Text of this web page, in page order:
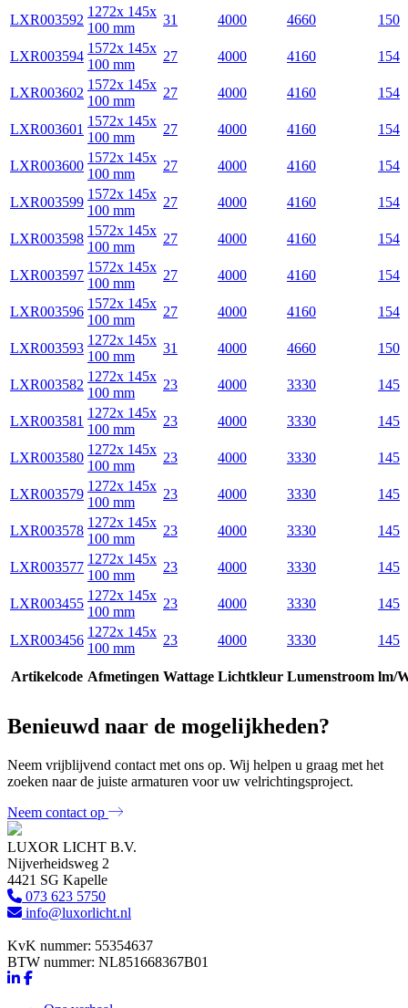
LXR003592
1272x 145x
100 mm
31 4000 4660 150
LXR003594
1572x 145x
100 mm
27 4000 4160 154
LXR003602
1572x 145x
100 mm
27 4000 4160 154
LXR003601
1572x 145x
100 mm
27 4000 4160 154
LXR003600
1572x 145x
100 mm
27 4000 4160 154
LXR003599
1572x 145x
100 mm
27 4000 4160 154
LXR003598
1572x 145x
100 mm
27 4000 4160 154
LXR003597
1572x 145x
100 mm
27 4000 4160 154
LXR003596
1572x 145x
100 mm
27 4000 4160 154
LXR003593
1272x 145x
100 mm
31 4000 4660 150
LXR003582
1272x 145x
100 mm
23 4000 3330 145
LXR003581
1272x 145x
100 mm
23 4000 3330 145
LXR003580
1272x 145x
100 mm
23 4000 3330 145
LXR003579
1272x 145x
100 mm
23 4000 3330 145
LXR003578
1272x 145x
100 mm
23 4000 3330 145
LXR003577
1272x 145x
100 mm
23 4000 3330 145
LXR003455
1272x 145x
100 mm
23 4000 3330 145
LXR003456
1272x 145x
100 mm
23 4000 3330 145
Artikelcode Afmetingen Wattage Lichtkleur Lumenstroom lm/
Benieuwd naar de mogelijkheden?
Neem vrijblijvend contact met ons op. Wij helpen u graag met het
zoeken naar de juiste armaturen voor uw velrichtingsproject.
Neem contact op
LUXOR LICHT B.V.
Nijverheidsweg 2
4421 SG Kapelle
073 623 5750
info@luxorlicht.nl
KvK nummer: 55354637
BTW nummer: NL851668367B01